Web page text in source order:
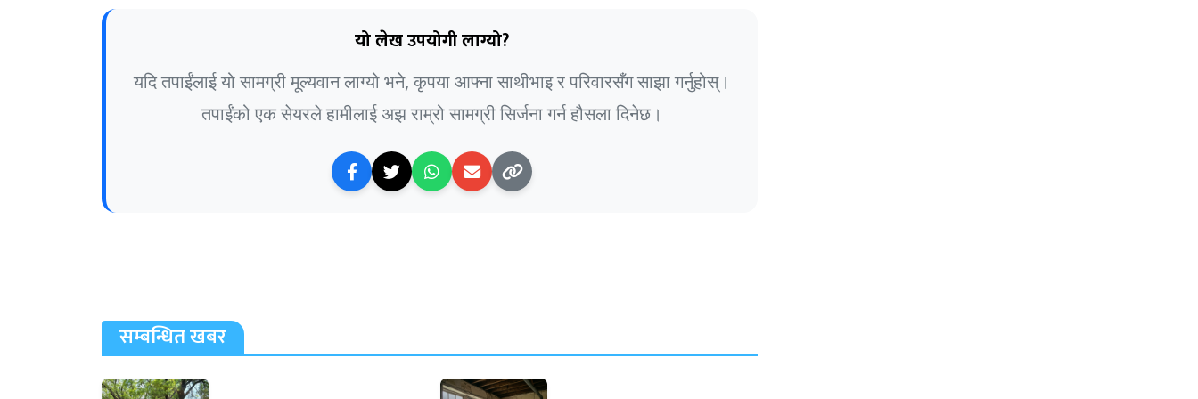
यो लेख उपयोगी लाग्यो?
यदि तपाईंलाई यो सामग्री मूल्यवान लाग्यो भने, कृपया आफ्ना साथीभाइ र परिवारसँग साझा गर्नुहोस्।
तपाईंको एक सेयरले हामीलाई अझ राम्रो सामग्री सिर्जना गर्न हौसला दिनेछ।
सम्बन्धित खबर